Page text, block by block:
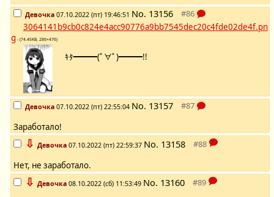
Девочка 07.10.2022 (пт) 19:46:51 No. 13156
3064141b9cb0c824e4acc90776a9bb7545dec20c4fde02de4f.pn
g - (74.45KB, 286×476)
ｷﾀ━━━(ﾟ∀ﾟ)━━━!!
Девочка 07.10.2022 (пт) 22:55:04 No. 13157
Заработало!
⇩ Девочка 07.10.2022 (пт) 22:59:37 No. 13158
Нет, не заработало.
⇩ Девочка 08.10.2022 (сб) 11:53:49 No. 13160